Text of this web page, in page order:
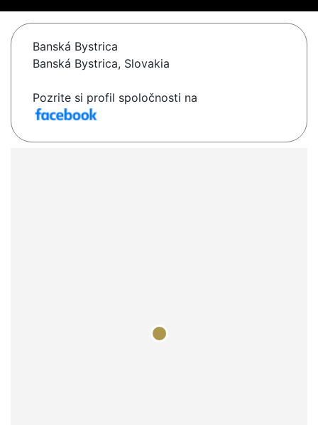
Banská Bystrica
Banská Bystrica, Slovakia
Pozrite si profil spoločnosti na